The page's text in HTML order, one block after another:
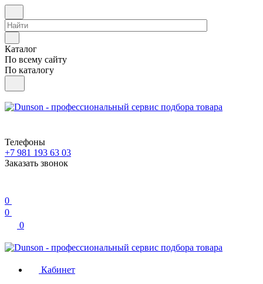
Каталог
По всему сайту
По каталогу
Телефоны
+7 981 193 63 03
Заказать звонок
0
0
0
Кабинет